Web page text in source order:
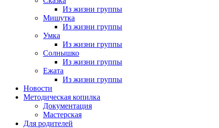
Из жизни группы
Мишутка
Из жизни группы
Умка
Из жизни группы
Солнышко
Из жизни группы
Ежата
Из жизни группы
Новости
Методическая копилка
Документация
Мастерская
Для родителей